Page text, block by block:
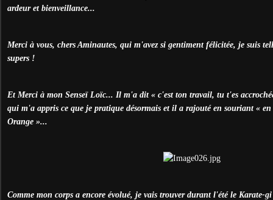
ardeur et bienveillance...
Merci à vous, chers Aminautes, qui m'avez si gentiment félicitée, je suis
supers !
Et Merci à mon Senseï Loïc... Il m'a dit « c'est ton travail, tu t'es
qui m'a appris ce que je pratique désormais et il a rajouté en souriant «
Orange »...
Comme mon corps a encore évolué, je vais trouver durant l'été le Karate-